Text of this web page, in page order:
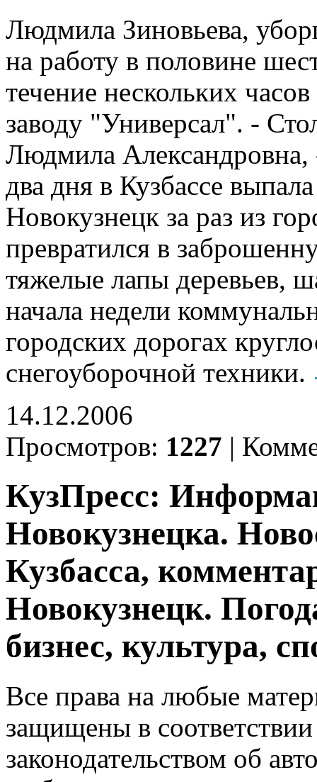
Людмила Зиновьева,
на работу в половине
течение нескольких
заводу "Универсал". -
Людмила
два дня в Кузбассе
Новокузнецк за раз из
превратился в
тяжелые лапы деревьев,
начала недели
городских дорогах
снегоуборочной техники.
14.12.2006
Просмотров: 1227 |
КузПресс:
Новокузнецка.
Кузбасса,
Новокузнецк.
бизнес, культура,
Все права на любые
защищены в
законодательством об